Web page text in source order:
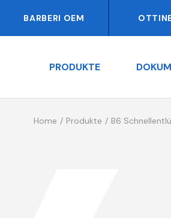
BARBERI OEM
PRODUKTE
Home Produkte B6